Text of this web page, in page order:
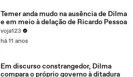
Temer anda mudo na ausência de Dilma
e em meio à delação de Ricardo Pessoa
voja123
há 11 anos
Em discurso constrangedor, Dilma
compara o próprio governo à ditadura